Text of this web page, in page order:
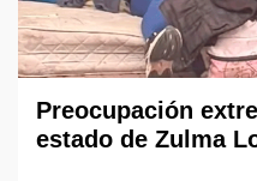
Preocupación
estado de Zulma